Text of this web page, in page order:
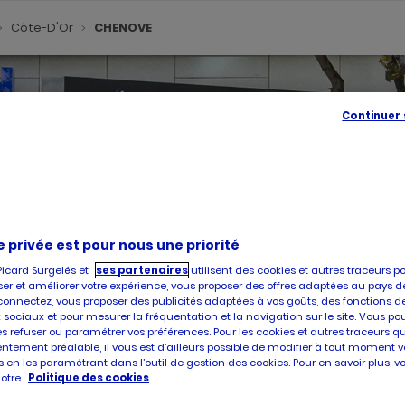
Côte-D'Or CHENOVE
POINT
DE
VENTE
PICARD
accueille dans l'un de ses magasins à CHENOVE. Prenez
la livraison de produits surgelés de qualité, faites confiance à
privée est pour nous une priorité
Surgelés et ses partenairesutilisent des cookies et autres traceurs
et améliorer votre expérience, vous proposer des offres adaptées au pays
vous proposer des publicités adaptées à vos goûts, des fonctions
sociaux et pour mesurer la fréquentation et la navigation sur le site. Vous
refuser ou paramétrer vos préférences. Pour les cookies et autres traceurs
préalable, il vous est d’ailleurs possible de modifier à tout moment
en les paramétrant dans l’outil de gestion des cookies. Pour en savoir plus,
Politique des cookies
Continuer